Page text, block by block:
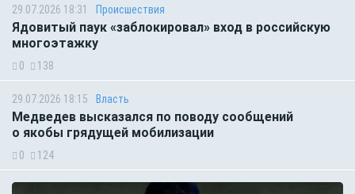
29.07.2026 18:31 Происшествия
Ядовитый паук «заблокировал» вход в российскую
многоэтажку
0 138
29.07.2026 18:15 Власть
Медведев высказался по поводу сообщений
о якобы грядущей мобилизации
0 124